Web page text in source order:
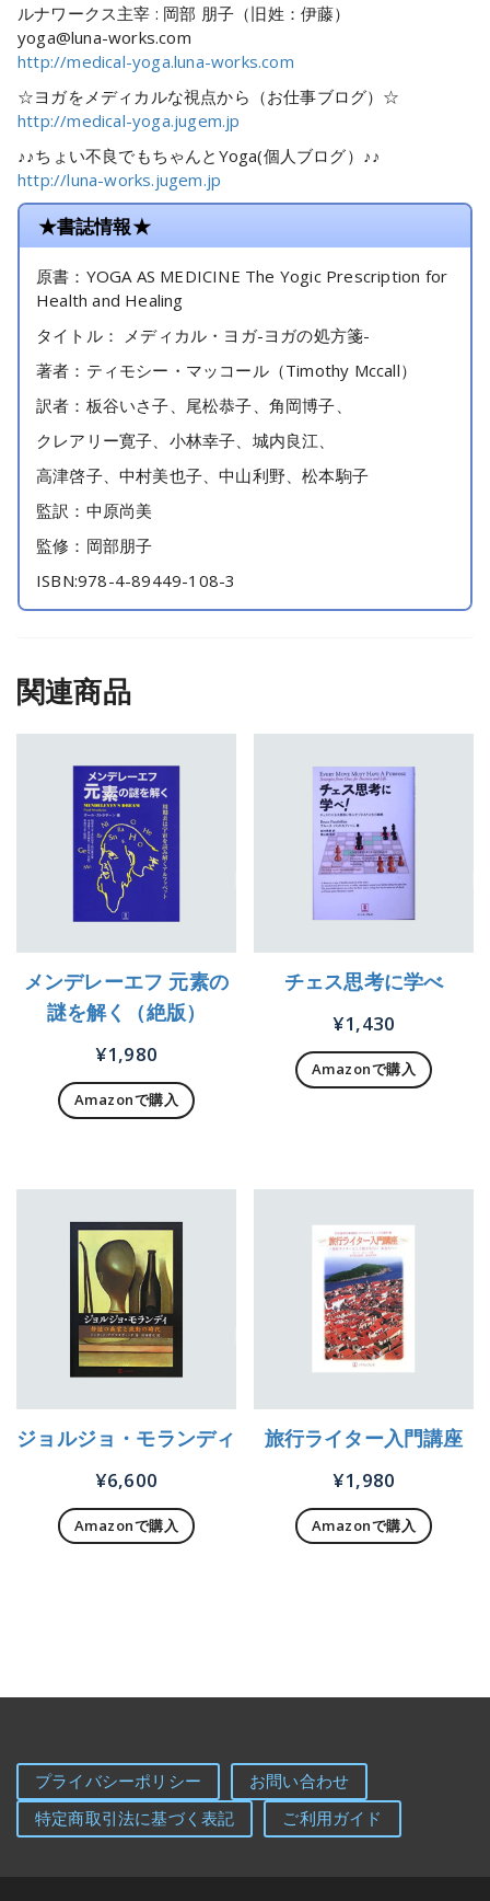
ルナワークス主宰 : 岡部 朋子（旧姓：伊藤）
yoga@luna-works.com
http://medical-yoga.luna-works.com
☆ヨガをメディカルな視点から（お仕事ブログ）☆
http://medical-yoga.jugem.jp
♪♪ちょい不良でもちゃんとYoga(個人ブログ）♪♪
http://luna-works.jugem.jp
★書誌情報★
原書：YOGA AS MEDICINE The Yogic Prescription for
Health and Healing
タイトル： メディカル・ヨガ-ヨガの処方箋-
著者：ティモシー・マッコール（Timothy Mccall）
訳者：板谷いさ子、尾松恭子、角岡博子、
クレアリー寛子、小林幸子、城内良江、
高津啓子、中村美也子、中山利野、松本駒子
監訳：中原尚美
監修：岡部朋子
ISBN:978-4-89449-108-3
関連商品
メンデレーエフ 元素の
謎を解く（絶版）
¥1,980
Amazonで購入
チェス思考に学べ
¥1,430
Amazonで購入
ジョルジョ・モランディ
¥6,600
Amazonで購入
旅行ライター入門講座
¥1,980
Amazonで購入
プライバシーポリシー
特定商取引法に基づく表記
ご利用ガイド
お問い合わせ